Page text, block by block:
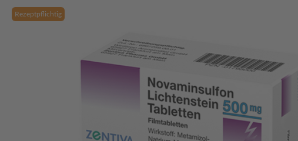
Rezeptpflichtig